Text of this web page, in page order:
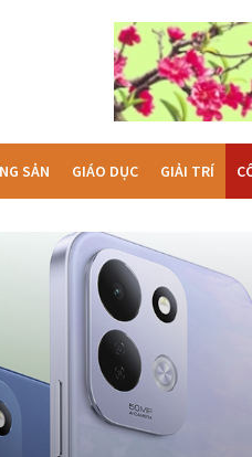
SẢN GIÁO DỤC GIẢI TRÍ